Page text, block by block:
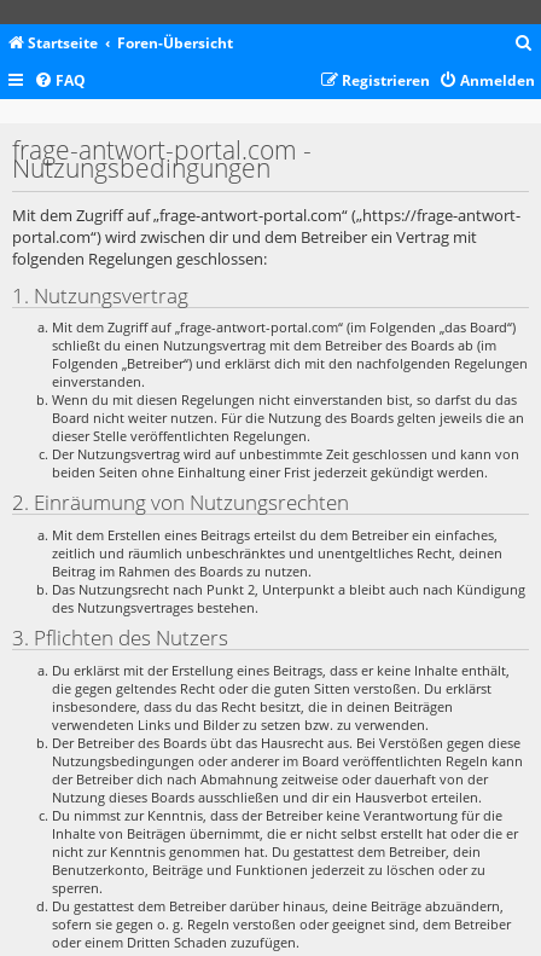
Startseite Foren-Übersicht
c
FAQ Anmelden
Registrieren
frage-antwort-portal.com -
Nutzungsbedingungen
Mit dem Zugriff auf „frage-antwort-portal.com“ („https://frage-antwort-
portal.com“) wird zwischen dir und dem Betreiber ein Vertrag mit
folgenden Regelungen geschlossen:
1. Nutzungsvertrag
Mit dem Zugriff auf „frage-antwort-portal.com“ (im Folgenden „das Board“)
schließt du einen Nutzungsvertrag mit dem Betreiber des Boards ab (im
Folgenden „Betreiber“) und erklärst dich mit den nachfolgenden Regelungen
einverstanden.
Wenn du mit diesen Regelungen nicht einverstanden bist, so darfst du das
Board nicht weiter nutzen. Für die Nutzung des Boards gelten jeweils die an
dieser Stelle veröffentlichten Regelungen.
Der Nutzungsvertrag wird auf unbestimmte Zeit geschlossen und kann von
beiden Seiten ohne Einhaltung einer Frist jederzeit gekündigt werden.
2. Einräumung von Nutzungsrechten
Mit dem Erstellen eines Beitrags erteilst du dem Betreiber ein einfaches,
zeitlich und räumlich unbeschränktes und unentgeltliches Recht, deinen
Beitrag im Rahmen des Boards zu nutzen.
Das Nutzungsrecht nach Punkt 2, Unterpunkt a bleibt auch nach Kündigung
des Nutzungsvertrages bestehen.
3. Pflichten des Nutzers
Du erklärst mit der Erstellung eines Beitrags, dass er keine Inhalte enthält,
die gegen geltendes Recht oder die guten Sitten verstoßen. Du erklärst
insbesondere, dass du das Recht besitzt, die in deinen Beiträgen
verwendeten Links und Bilder zu setzen bzw. zu verwenden.
Der Betreiber des Boards übt das Hausrecht aus. Bei Verstößen gegen diese
Nutzungsbedingungen oder anderer im Board veröffentlichten Regeln kann
der Betreiber dich nach Abmahnung zeitweise oder dauerhaft von der
Nutzung dieses Boards ausschließen und dir ein Hausverbot erteilen.
Du nimmst zur Kenntnis, dass der Betreiber keine Verantwortung für die
Inhalte von Beiträgen übernimmt, die er nicht selbst erstellt hat oder die er
nicht zur Kenntnis genommen hat. Du gestattest dem Betreiber, dein
Benutzerkonto, Beiträge und Funktionen jederzeit zu löschen oder zu
sperren.
Du gestattest dem Betreiber darüber hinaus, deine Beiträge abzuändern,
sofern sie gegen o. g. Regeln verstoßen oder geeignet sind, dem Betreiber
oder einem Dritten Schaden zuzufügen.